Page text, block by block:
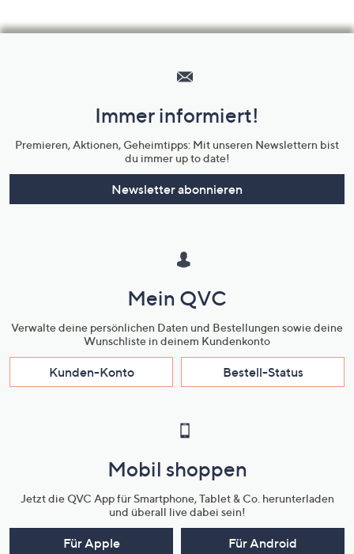
Unternehmensinformationen
Immer informiert!
Premieren, Aktionen, Geheimtipps: Mit unseren Newslettern bist
du immer up to date!
Newsletter abonnieren
Mein QVC
Verwalte deine persönlichen Daten und Bestellungen sowie deine
Wunschliste in deinem Kundenkonto
Kunden-Konto Bestell-Status
Mobil shoppen
Jetzt die QVC App für Smartphone, Tablet & Co. herunterladen
und überall live dabei sein!
Für Apple Für Android